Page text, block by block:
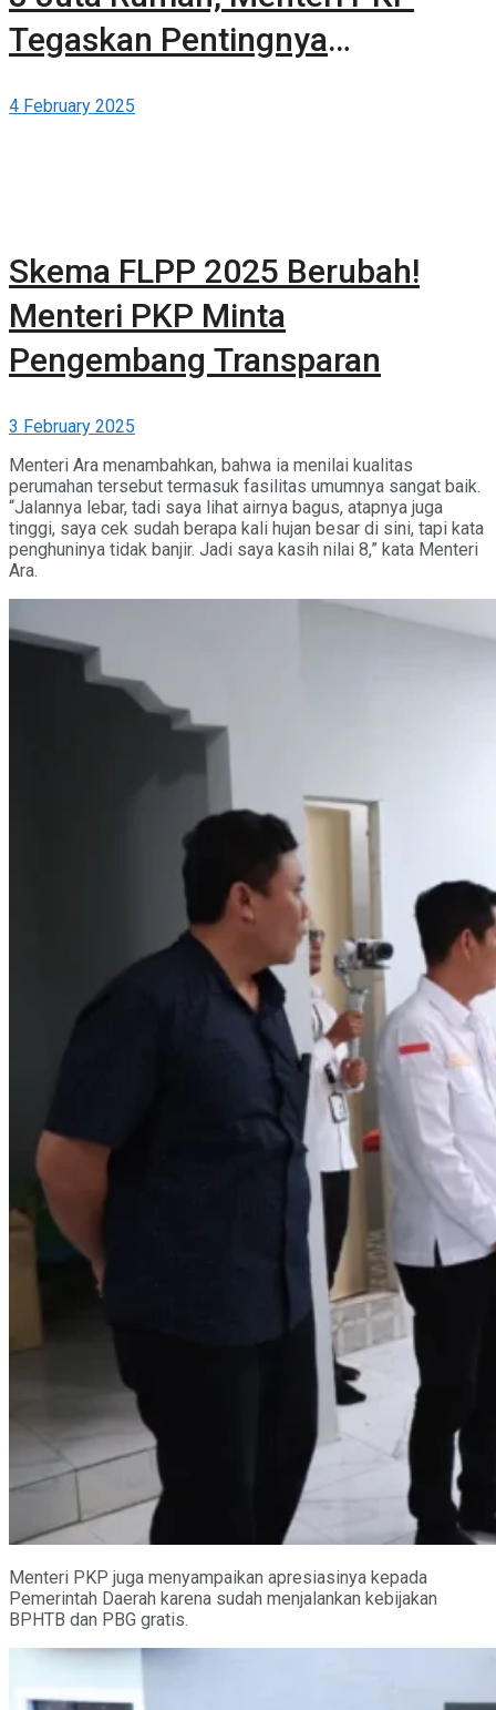
Tegaskan Pentingnya
4 February 2025
Skema FLPP 2025 Berubah!
Menteri PKP Minta
Pengembang Transparan
3 February 2025
Menteri Ara menambahkan, bahwa ia menilai kualitas
perumahan tersebut termasuk fasilitas umumnya sangat baik.
“Jalannya lebar, tadi saya lihat airnya bagus, atapnya juga
tinggi, saya cek sudah berapa kali hujan besar di sini, tapi kata
penghuninya tidak banjir. Jadi saya kasih nilai 8,” kata Menteri
Ara.
Menteri PKP juga menyampaikan apresiasinya kepada
Pemerintah Daerah karena sudah menjalankan kebijakan
BPHTB dan PBG gratis.